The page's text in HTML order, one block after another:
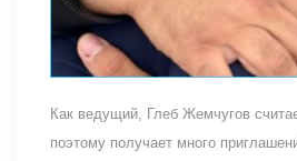
Как ведущий, Глеб Жемчугов
поэтому получает много